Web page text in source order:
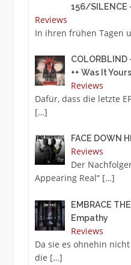
156/SILENCE
Reviews
In ihren frühen Tagen
++ Was It
Reviews
Dafür, dass die letzte
[…]
FACE DOWN
Reviews
Der
Appearing Real“ […]
EMBRACE
Empathy
Reviews
Da sie es ohnehin
die […]